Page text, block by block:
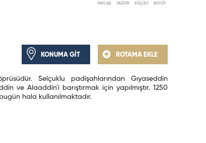
PAYLAŞ YAZDIR KÜÇÜLT BÜYÜT
KONUMA GİT ROTAMA EKLE
Selçuklu padişahlarından Gıyaseddin
ve Alaaddin'i barıştırmak için yapılmıştır. 1250
hala kullanılmaktadır.